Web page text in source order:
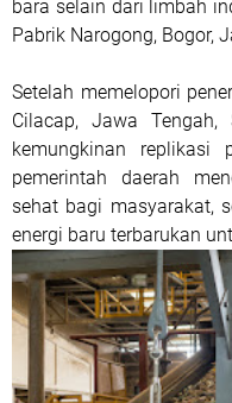
bara selain dari limbah
Pabrik Narogong, Bogor,
Setelah memelopori
Cilacap, Jawa Tengah,
kemungkinan replikasi
pemerintah daerah
sehat bagi masyarakat,
energi baru terbarukan